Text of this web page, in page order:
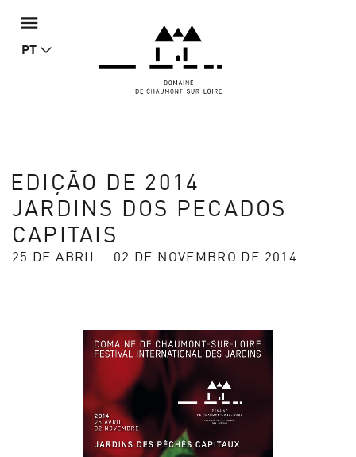
PT
EDIÇÃO DE 2014
JARDINS DOS PECADOS
CAPITAIS
25 DE ABRIL - 02 DE NOVEMBRO DE 2014